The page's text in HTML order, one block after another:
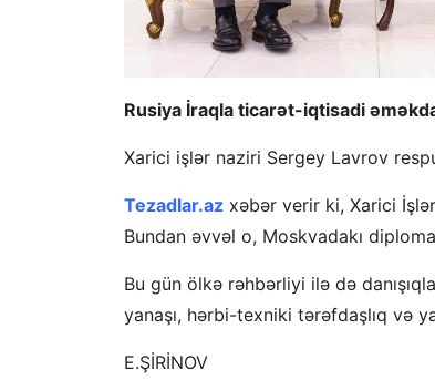
Rusiya İraqla ticarət-iqtisadi
Xarici işlər naziri Sergey Lavrov
Tezadlar.az xəbər verir ki, Xarici
Bundan əvvəl o, Moskvadakı
Bu gün ölkə rəhbərliyi ilə də
yanaşı, hərbi-texniki tərəfdaşlıq və
E.ŞİRİNOV